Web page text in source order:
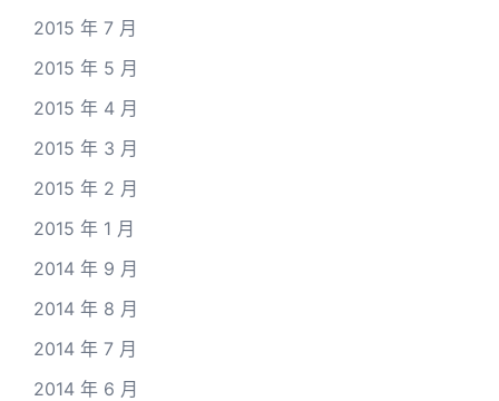
2015 年 7 月
2015 年 5 月
2015 年 4 月
2015 年 3 月
2015 年 2 月
2015 年 1 月
2014 年 9 月
2014 年 8 月
2014 年 7 月
2014 年 6 月